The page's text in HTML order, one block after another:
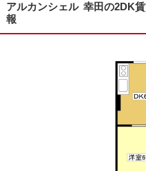
アルカンシェル 幸田の2DK
報